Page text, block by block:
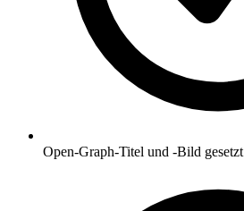
Open-Graph-Titel und -Bild gesetzt